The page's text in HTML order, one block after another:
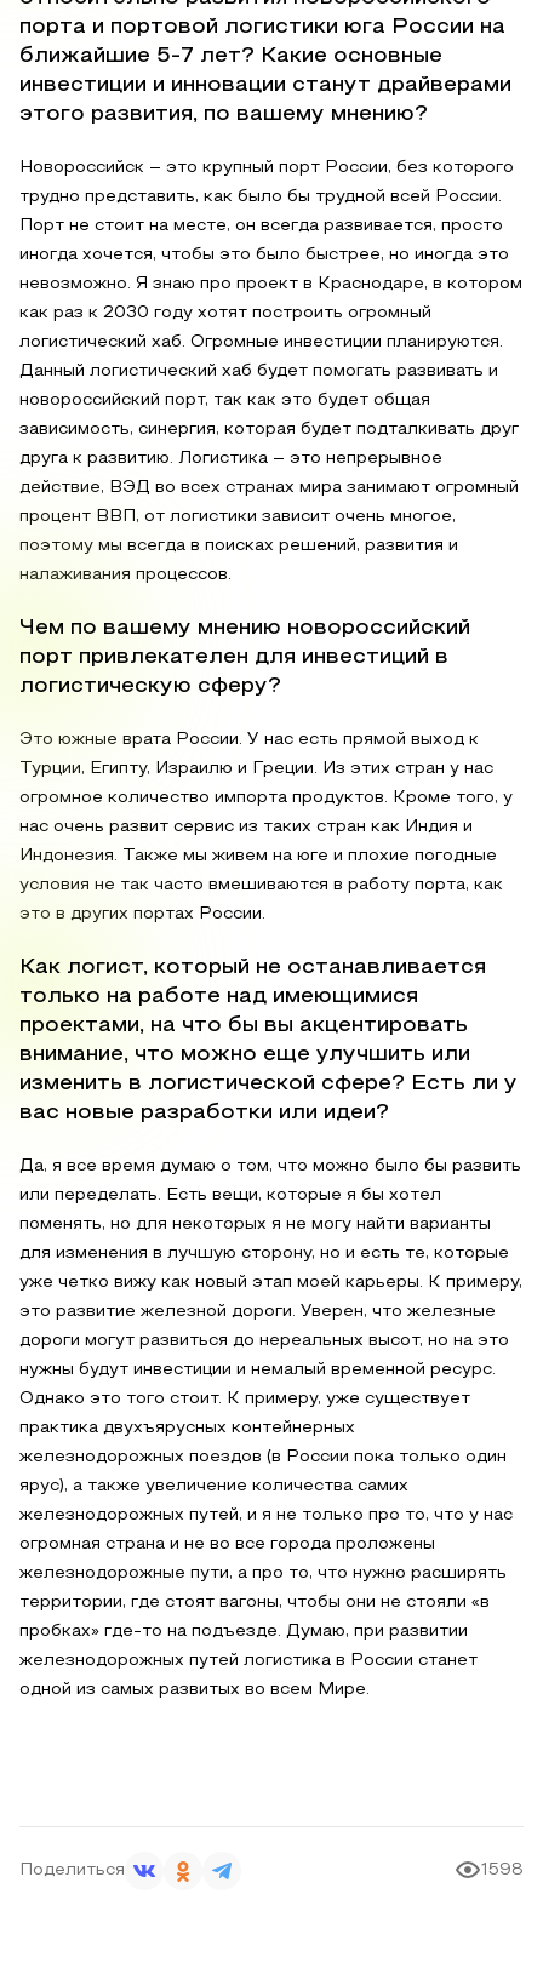
порта и портовой логистики юга России на
ближайшие 5-7 лет? Какие основные
инвестиции и инновации станут драйверами
этого развития, по вашему мнению?
Новороссийск – это крупный порт России, без которого
трудно представить, как было бы трудной всей России.
Порт не стоит на месте, он всегда развивается, просто
иногда хочется, чтобы это было быстрее, но иногда это
невозможно. Я знаю про проект в Краснодаре, в котором
как раз к 2030 году хотят построить огромный
логистический хаб. Огромные инвестиции планируются.
Данный логистический хаб будет помогать развивать и
новороссийский порт, так как это будет общая
зависимость, синергия, которая будет подталкивать друг
друга к развитию. Логистика – это непрерывное
действие, ВЭД во всех странах мира занимают огромный
процент ВВП, от логистики зависит очень многое,
поэтому мы всегда в поисках решений, развития и
налаживания процессов.
Чем по вашему мнению новороссийский
порт привлекателен для инвестиций в
логистическую сферу?
Это южные врата России. У нас есть прямой выход к
Турции, Египту, Израилю и Греции. Из этих стран у нас
огромное количество импорта продуктов. Кроме того, у
нас очень развит сервис из таких стран как Индия и
Индонезия. Также мы живем на юге и плохие погодные
условия не так часто вмешиваются в работу порта, как
это в других портах России.
Как логист, который не останавливается
только на работе над имеющимися
проектами, на что бы вы акцентировать
внимание, что можно еще улучшить или
изменить в логистической сфере? Есть ли у
вас новые разработки или идеи?
Да, я все время думаю о том, что можно было бы развить
или переделать. Есть вещи, которые я бы хотел
поменять, но для некоторых я не могу найти варианты
для изменения в лучшую сторону, но и есть те, которые
уже четко вижу как новый этап моей карьеры. К примеру,
это развитие железной дороги. Уверен, что железные
дороги могут развиться до нереальных высот, но на это
нужны будут инвестиции и немалый временной ресурс.
Однако это того стоит. К примеру, уже существует
практика двухъярусных контейнерных
железнодорожных поездов (в России пока только один
ярус), а также увеличение количества самих
железнодорожных путей, и я не только про то, что у нас
огромная страна и не во все города проложены
железнодорожные пути, а про то, что нужно расширять
территории, где стоят вагоны, чтобы они не стояли «в
пробках» где-то на подъезде. Думаю, при развитии
железнодорожных путей логистика в России станет
одной из самых развитых во всем Мире.
Поделиться 1598